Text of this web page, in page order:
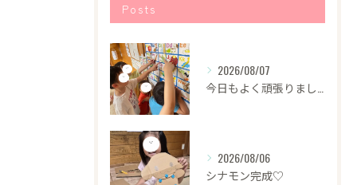
Posts
2026/08/07
今日もよく頑張りました！
2026/08/06
シナモン完成♡